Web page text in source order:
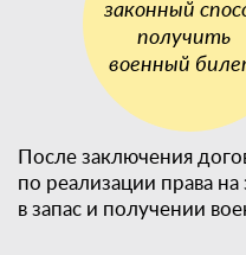
После заключения
по реализации права
в запас и получении